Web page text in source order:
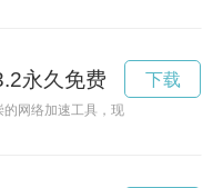
永久免费
网络加速工具，现宣布永久免费
下载